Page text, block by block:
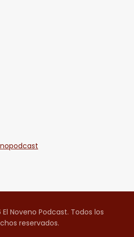
Noveno Podcast. Todos los
reservados.